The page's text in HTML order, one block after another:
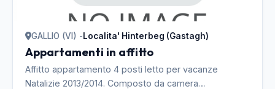
GALLIO (VI) -Localita' Hinterbeg (Gastagh)
Appartamenti in affitto
Affitto appartamento 4 posti letto per vacanze
Natalizie 2013/2014. Composto da camera